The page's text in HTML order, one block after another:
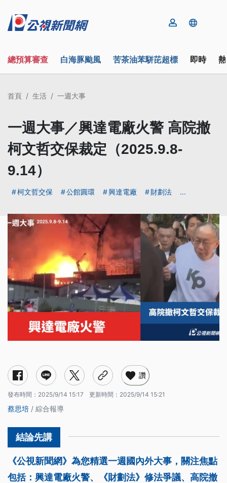
總預算審查 白海豚颱風 苦茶油苯駢芘超標 即時
首頁 生活 一週大事
一週大事／興達電廠火警 高院撤
柯文哲交保裁定（2025.9.8-
9.14）
柯文哲交保 公館圓環 興達電廠 財劃法 ...
興達電廠火警（9/9）
《財劃法》修法爭議
高院撤柯文哲交保裁定（9/12）
北市公館圓環啟動拆除（9/13）
挺川普名嘴遭槍擊身亡（9/10）
尼泊爾示威
讚
發布時間： 2025/9/14 15:17 更新時間： 2025/9/14 15:21
蔡思培 / 綜合報導
《公視新聞網》為您精選一週國內外大事，關注焦點
包括：興達電廠火警、《財劃法》修法爭議、高院撤